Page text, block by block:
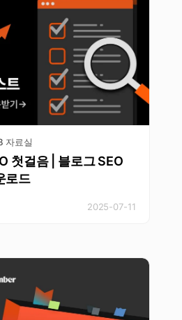
자료실
첫걸음 | 블로그 SEO
로드
2025-07-11